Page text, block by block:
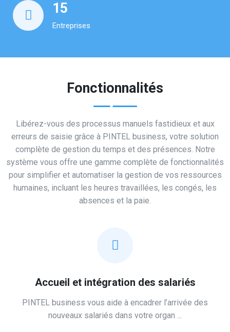
15
Entreprises
Fonctionnalités
Libérez-vous des processus manuels fastidieux et aux
erreurs de saisie grâce à PINTEL business, votre solution
complète de gestion du temps et des présences. Notre
système vous offre une gamme complète de fonctionnalités
pour simplifier et automatiser la gestion de vos ressources
humaines, incluant les heures travaillées, les congés, les
absences et la paie.
Accueil et intégration des salariés
PINTEL business vous aide à encadrer l’arrivée des
nouveaux salariés dans votre organ ...